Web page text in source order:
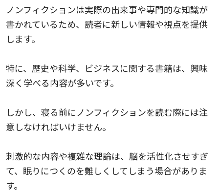
ノンフィクションは実際の出来事や専門的な知識が
書かれているため、読者に新しい情報や視点を提供
します。
特に、歴史や科学、ビジネスに関する書籍は、興味
深く学べる内容が多いです。
しかし、寝る前にノンフィクションを読む際には注
意しなければいけません。
刺激的な内容や複雑な理論は、脳を活性化させすぎ
て、眠りにつくのを難しくしてしまう場合がありま
す。